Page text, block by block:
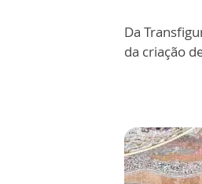
Da
da criação